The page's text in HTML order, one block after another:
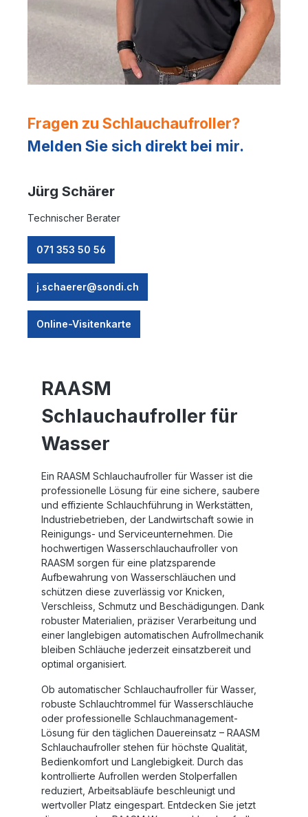
Fragen zu Schlauchaufroller?
Melden Sie sich direkt bei mir.
Jürg Schärer
Technischer Berater
071 353 50 56
j.schaerer@sondi.ch
Online-Visitenkarte
RAASM
Schlauchaufroller für
Wasser
Ein RAASM Schlauchaufroller für Wasser ist die
professionelle Lösung für eine sichere, saubere
und effiziente Schlauchführung in Werkstätten,
Industriebetrieben, der Landwirtschaft sowie in
Reinigungs- und Serviceunternehmen. Die
hochwertigen Wasserschlauchaufroller von
RAASM sorgen für eine platzsparende
Aufbewahrung von Wasserschläuchen und
schützen diese zuverlässig vor Knicken,
Verschleiss, Schmutz und Beschädigungen. Dank
robuster Materialien, präziser Verarbeitung und
einer langlebigen automatischen Aufrollmechanik
bleiben Schläuche jederzeit einsatzbereit und
optimal organisiert.
Ob automatischer Schlauchaufroller für Wasser,
robuste Schlauchtrommel für Wasserschläuche
oder professionelle Schlauchmanagement-
Lösung für den täglichen Dauereinsatz – RAASM
Schlauchaufroller stehen für höchste Qualität,
Bedienkomfort und Langlebigkeit. Durch das
kontrollierte Aufrollen werden Stolperfallen
reduziert, Arbeitsabläufe beschleunigt und
wertvoller Platz eingespart. Entdecken Sie jetzt